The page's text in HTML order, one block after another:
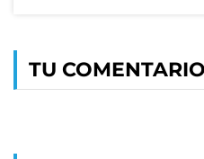
TU COMENTARIO